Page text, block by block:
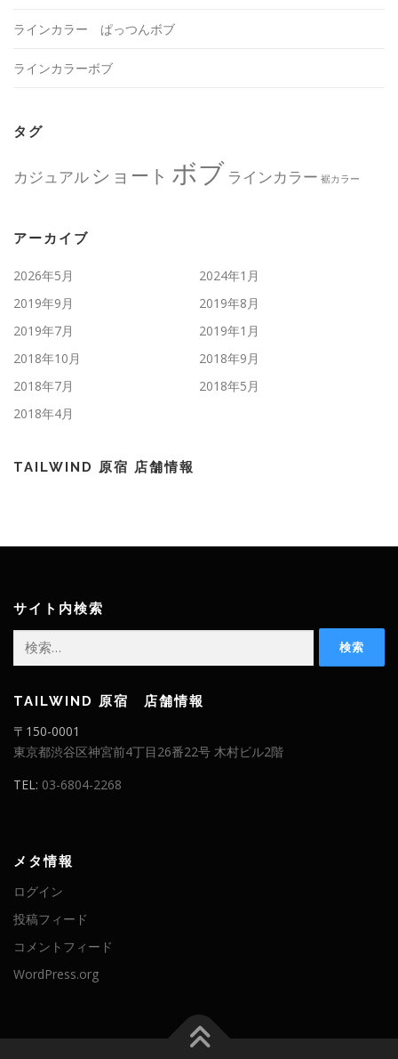
ラインカラー ぱっつんボブ
ラインカラーボブ
タグ
カジュアル ショート ボブ ラインカラー 裾カラー
アーカイブ
2026年5月
2024年1月
2019年9月
2019年8月
2019年7月
2019年1月
2018年10月
2018年9月
2018年7月
2018年5月
2018年4月
TAILWIND 原宿 店舗情報
サイト内検索
索:
TAILWIND 原宿 店舗情報
〒150-0001
東京都渋谷区神宮前4丁目26番22号 木村ビル2階
TEL: 03-6804-2268
メタ情報
ログイン
投稿フィード
コメントフィード
WordPress.org